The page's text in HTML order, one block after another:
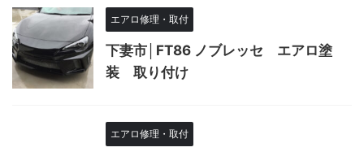
エアロ修理・取付
下妻市│FT86 ノブレッセ エアロ塗
装 取り付け
エアロ修理・取付